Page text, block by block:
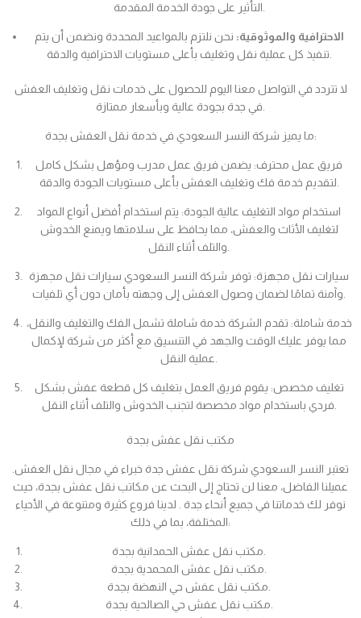
الاحترافية والموثوقية: نحن نلتزم بالمواعيد المحددة ونضمن أن يتم
لا تتردد في التواصل معنا اليوم للحصول على خدمات نقل وتغليف العفش
ما يميز شركة النسر السعودي في خدمة نقل العفش بجدة:
فريق عمل محترف: يضمن فريق عمل مدرب ومؤهل بشكل كامل
استخدام مواد التغليف عالية الجودة: يتم استخدام أفضل أنواع المواد
لتغليف الأثاث والعفش، مما يحافظ على سلامتها ويمنع الخدوش
سيارات نقل مجهزة: توفر شركة النسر السعودي سيارات نقل مجهزة
خدمة شاملة: تقدم الشركة خدمة شاملة تشمل الفك والتغليف والنقل،
مما يوفر عليك الوقت والجهد في التنسيق مع أكثر من شركة لإكمال
تغليف مخصص: يقوم فريق العمل بتغليف كل قطعة عفش بشكل
مكتب نقل عفش بجدة
تعتبر النسر السعودي شركة نقل عفش جدة خبراء في مجال نقل العفش.
عميلنا الفاضل، معنا لن تحتاج إلى البحث عن مكاتب نقل عفش بجدة، حيث
نوفر لك خدماتنا في جميع أنحاء جدة . لدينا فروع كثيرة ومتنوعة في الأحياء
المختلفة، بما في ذلك: